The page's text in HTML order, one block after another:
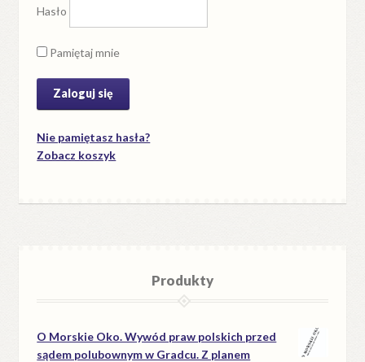
Hasło
Pamiętaj mnie
Nie pamiętasz hasła?
Zobacz koszyk
Produkty
O Morskie Oko. Wywód praw polskich przed
sądem polubownym w Gradcu. Z planem